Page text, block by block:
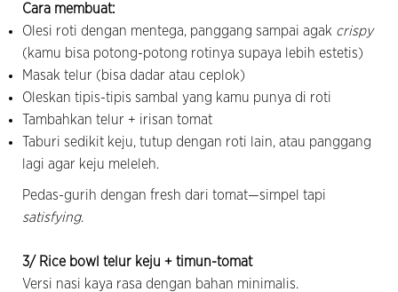
Cara membuat:
Olesi roti dengan mentega, panggang sampai agak crispy
(kamu bisa potong-potong rotinya supaya lebih estetis)
Masak telur (bisa dadar atau ceplok)
Oleskan tipis-tipis sambal yang kamu punya di roti
Tambahkan telur + irisan tomat
Taburi sedikit keju, tutup dengan roti lain, atau panggang
lagi agar keju meleleh.
Pedas-gurih dengan fresh dari tomat—simpel tapi
satisfying.
3/ Rice bowl telur keju + timun-tomat
Versi nasi kaya rasa dengan bahan minimalis.